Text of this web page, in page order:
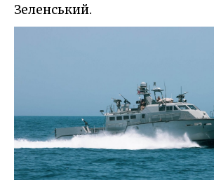
Зеленський.